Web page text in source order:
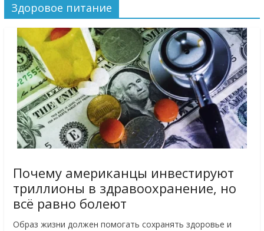
Здоровое питание
Почему американцы инвестируют
триллионы в здравоохранение, но
всё равно болеют
Образ жизни должен помогать сохранять здоровье и